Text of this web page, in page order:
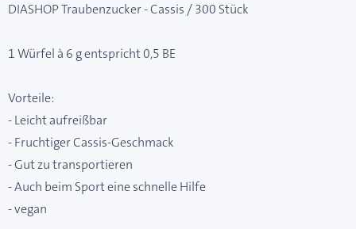
DIASHOP Traubenzucker - Cassis / 300 Stück
1 Würfel à 6 g entspricht 0,5 BE
Vorteile:
- Leicht aufreißbar
- Fruchtiger Cassis-Geschmack
- Gut zu transportieren
- Auch beim Sport eine schnelle Hilfe
- vegan